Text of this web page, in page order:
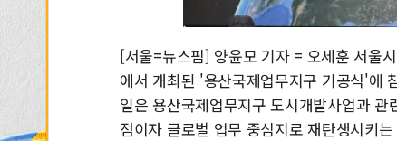
[서울=뉴스핌] 양윤모 기자 = 오세훈 서울
에서 개최된 '용산국제업무지구 기공식'에
일은 용산국제업무지구 도시개발사업과
점이자 글로벌 업무 중심지로 재탄생시키